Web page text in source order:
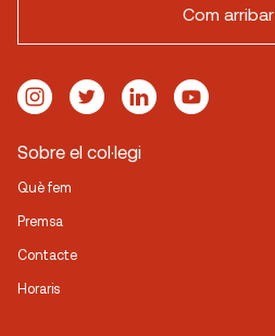
Com arribar
Sobre el col·legi
Què fem
Premsa
Contacte
Horaris